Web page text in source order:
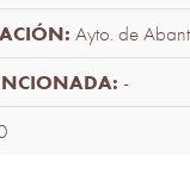
Ayto. de
-